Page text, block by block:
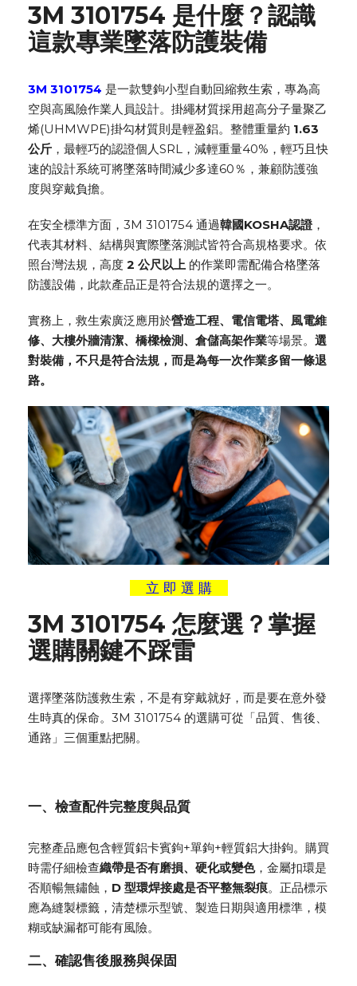
3M 3101754 是什麼？認識
這款專業墜落防護裝備
3M 3101754 是一款雙鉤小型自動回縮救生索 ，專為高
空與高風險作業人員設計。 掛繩材質採用超高分子量聚乙
烯(UHMWPE)掛勾材質則是輕盈鋁。整體重量約 1.63
公斤 ， 最輕巧的認證個人SRL，減輕重量40%，輕巧且快
速的設計系統可將墜落時間減少多達60％， 兼顧防護強
度與穿戴負擔。
在安全標準方面，3M 3101754 通過韓國KOSHA認證 ，
代表其材料、結構與實際墜落測試皆符合高規格要求。依
照台灣法規，高度 2 公尺以上 的作業即需配備合格墜落
防護設備，此款產品正是符合法規的選擇之一。
實務上， 救生索廣泛應用於營造工程、電信電塔、風電維
修、大樓外牆清潔、橋樑檢測、倉儲高架作業等場景。 選
對裝備，不只是符合法規，而是為每一次作業多留一條退
路。
立 即 選 購
3M 3101754 怎麼選？掌握
選購關鍵不踩雷
選擇墜落防護救生索 ，不是有穿戴就好，而是要在意外發
生時真的保命。3M 3101754 的選購可從「品質、售後、
通路」三個重點把關。
一、檢查配件完整度與品質
完整產品應包含輕質鋁卡賓鉤+單鉤+輕質鋁大掛鉤。購買
時需仔細檢查織帶是否有磨損、硬化或變色，金屬扣環是
否順暢無鏽蝕， D 型環焊接處是否平整無裂痕。正品標示
應為縫製標籤，清楚標示型號、製造日期與適用標準，模
糊或缺漏都可能有風險。
二、確認售後服務與保固